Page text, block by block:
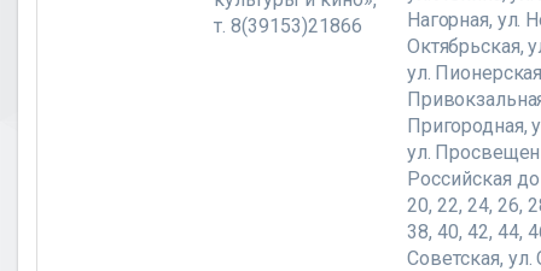
т. 8(39153)21866
Нагорная, ул.
Октябрьская,
ул.
Пригородная,
ул.
Российская
20, 22, 24, 26,
38, 40, 42, 44,
Советская, ул.